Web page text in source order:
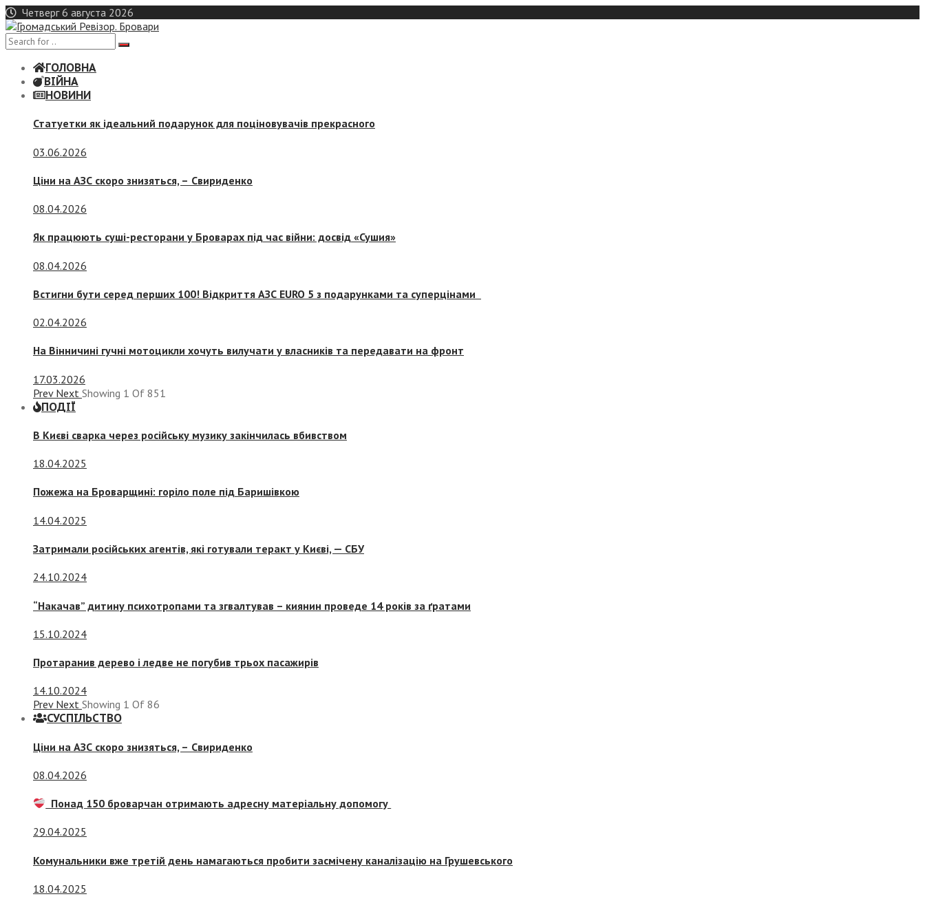
Skip
to
content
Четверг 6 августа 2026
ГОЛОВНА
ВІЙНА
НОВИНИ
Статуетки як ідеальний подарунок для поціновувачів прекрасного
03.06.2026
Ціни на АЗС скоро знизяться, – Свириденко
08.04.2026
Як працюють суші-ресторани у Броварах під час війни: досвід «Сушия»
08.04.2026
Встигни бути серед перших 100! Відкриття АЗС EURO 5 з подарунками та суперцінами
02.04.2026
На Вінничині гучні мотоцикли хочуть вилучати у власників та передавати на фронт
17.03.2026
Prev Next Showing 1 Of 851
ПОДІЇ
В Києві сварка через російську музику закінчилась вбивством
18.04.2025
Пожежа на Броварщині: горіло поле під Баришівкою
14.04.2025
Затримали російських агентів, які готували теракт у Києві, — СБУ
24.10.2024
“Накачав” дитину психотропами та згвалтував – киянин проведе 14 років за ґратами
15.10.2024
Протаранив дерево і ледве не погубив трьох пасажирів
14.10.2024
Prev Next Showing 1 Of 86
СУСПIЛЬСТВО
Ціни на АЗС скоро знизяться, – Свириденко
08.04.2026
Понад 150 броварчан отримають адресну матеріальну допомогу
29.04.2025
Комунальники вже третій день намагаються пробити засмічену каналізацію на Грушевського
18.04.2025